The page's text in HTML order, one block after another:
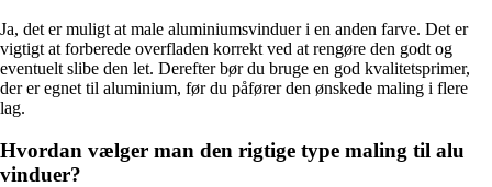
Ja, det er muligt at male aluminiumsvinduer i en anden farve. Det er
vigtigt at forberede overfladen korrekt ved at rengøre den godt og
eventuelt slibe den let. Derefter bør du bruge en god kvalitetsprimer,
der er egnet til aluminium, før du påfører den ønskede maling i flere
lag.
Hvordan vælger man den rigtige type maling til alu
vinduer?